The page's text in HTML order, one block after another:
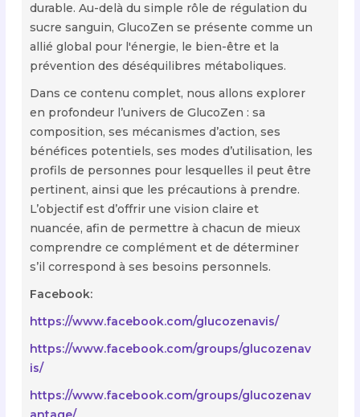
durable. Au-delà du simple rôle de régulation du
sucre sanguin, GlucoZen se présente comme un
allié global pour l'énergie, le bien-être et la
prévention des déséquilibres métaboliques.
Dans ce contenu complet, nous allons explorer
en profondeur l’univers de GlucoZen : sa
composition, ses mécanismes d’action, ses
bénéfices potentiels, ses modes d’utilisation, les
profils de personnes pour lesquelles il peut être
pertinent, ainsi que les précautions à prendre.
L’objectif est d’offrir une vision claire et
nuancée, afin de permettre à chacun de mieux
comprendre ce complément et de déterminer
s’il correspond à ses besoins personnels.
Facebook:
https://www.facebook.com/glucozenavis/
https://www.facebook.com/groups/glucozenav
is/
https://www.facebook.com/groups/glucozenav